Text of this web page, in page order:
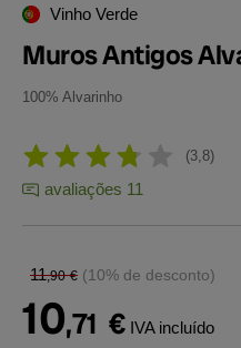
Vinho Verde
Muros Antigos
100% Alvarinho
3,8
avaliações 11
11,90 € (10% de desconto)
10,71 € IVA incluído